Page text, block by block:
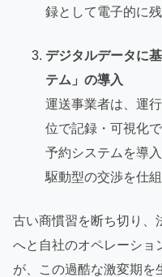
録として電子的に残
デジタルデータに
テム」の導入
運送事業者は、運
位で記録・可視化
予約システムを導
駆動型の交渉を仕組
古い商慣習を断ち切り、
へと自社のオペレーショ
が、この過酷な激変期を